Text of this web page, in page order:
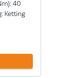
40
Ketting